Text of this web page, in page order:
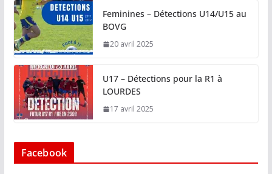
Feminines – Détections U14/U15 au
BOVG
20 avril 2025
U17 – Détections pour la R1 à
LOURDES
17 avril 2025
Facebook